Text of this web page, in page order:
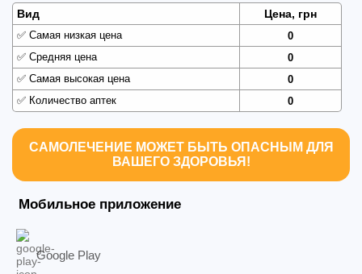
Вид Цена, грн
✅ Самая низкая цена
0
✅ Средняя цена
0
✅ Самая высокая цена
0
✅ Количество аптек 0
САМОЛЕЧЕНИЕ МОЖЕТ БЫТЬ ОПАСНЫМ ДЛЯ
ВАШЕГО ЗДОРОВЬЯ!
Мобильное приложение
Google Play